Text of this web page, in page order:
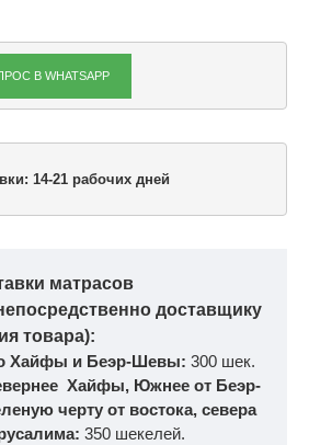
В WHATSAPP
14-21 рабочих дней
матрасов
доставщику
товара):
Хайфы и Беэр-Шевы: 300 шек.
Хайфы, Южнее от Беэр-
черту от востока, севера
350 шекелей.